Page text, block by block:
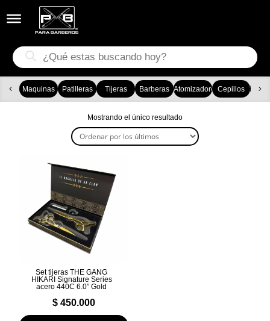
Búsqueda
de
productos
Maquinas Patilleras Tijeras Barberas AtomizadoresCepillos
Mostrando el único resultado
Set tijeras THE GANG
HIKARI Signature Series
acero 440C 6.0” Gold
$ 450.000